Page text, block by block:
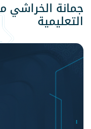
جمانة الخراشي
التعليمية